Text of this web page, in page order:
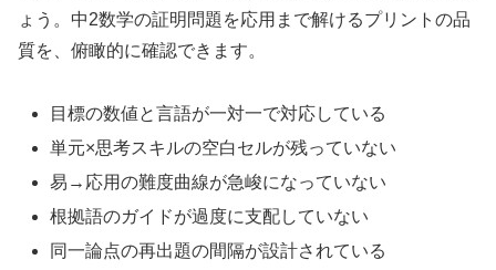
ょう。中2数学の証明問題を応用まで解けるプリントの品
質を、俯瞰的に確認できます。
目標の数値と言語が一対一で対応している
単元×思考スキルの空白セルが残っていない
易→応用の難度曲線が急峻になっていない
根拠語のガイドが過度に支配していない
同一論点の再出題の間隔が設計されている